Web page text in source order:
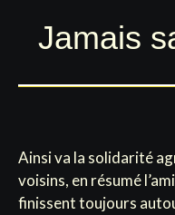
Jamais
Ainsi va la solidarité
voisins, en résumé
finissent toujours